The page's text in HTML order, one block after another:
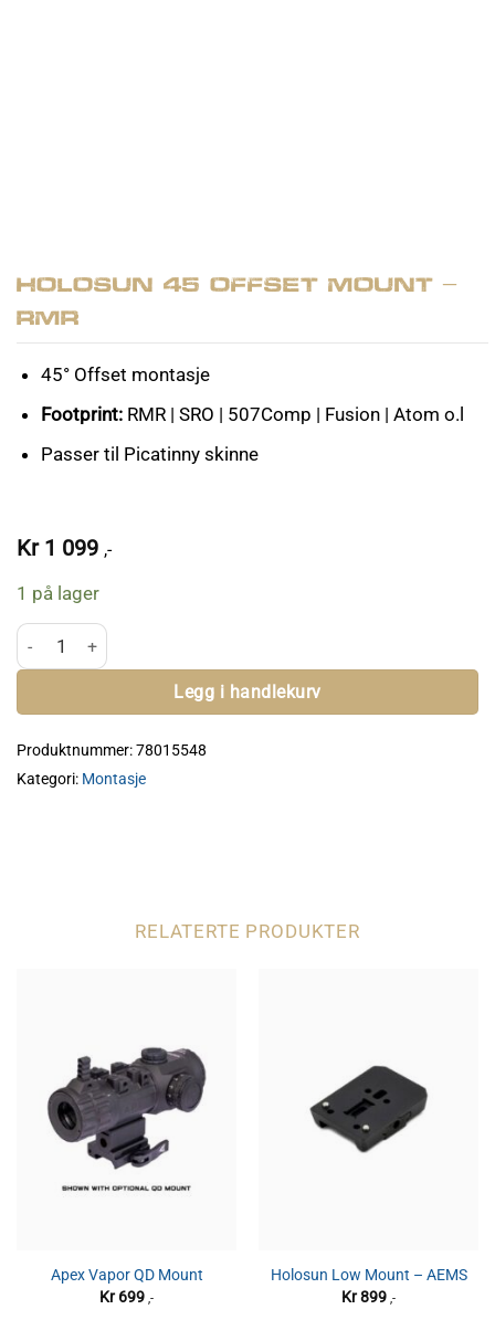
Holosun 45 Offset Mount –
RMR
45° Offset montasje
Footprint:RMR | SRO | 507Comp | Fusion | Atom o.l
Passer til Picatinny skinne
Kr 1 099 ,-
1 på lager
Holosun 45 Offset Mount - RMR antall
Legg i handlekurv
Produktnummer:78015548
Kategori: Montasje
RELATERTE PRODUKTER
Apex Vapor QD Mount
Kr699 ,-
Holosun Low Mount – AEMS
Kr899 ,-